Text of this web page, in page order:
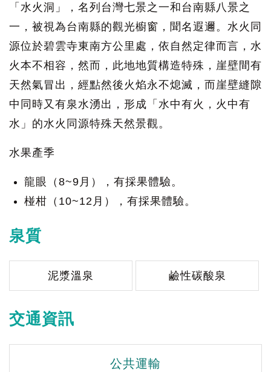
「水火洞」，名列台灣七景之一和台南縣八景之
一，被視為台南縣的觀光櫥窗，聞名遐邇。水火同
源位於碧雲寺東南方公里處，依自然定律而言，水
火本不相容，然而，此地地質構造特殊，崖壁間有
天然氣冒出，經點然後火焰永不熄滅，而崖壁縫隙
中同時又有泉水湧出，形成「水中有火，火中有
水」的水火同源特殊天然景觀。
水果產季
龍眼（8~9月），有採果體驗。
椪柑（10~12月），有採果體驗。
泉質
泥漿溫泉 鹼性碳酸泉
交通資訊
公共運輸